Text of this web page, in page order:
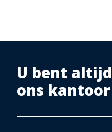
U bent
ons kantoor